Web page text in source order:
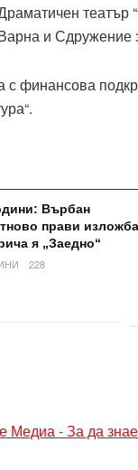
театър
и Сдружение
финансова
Върбан
прави изложба
я „Заедно“
228